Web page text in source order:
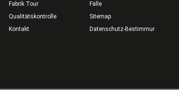
Fabrik Tour
Qualitätskontrolle
Kontakt
Fälle
Sitemap
Datenschutz-Bestimmungen